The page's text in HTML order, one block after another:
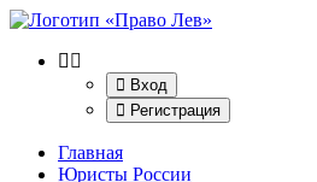
Вход
Регистрация
Главная
Юристы России